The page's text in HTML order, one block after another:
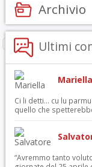
Archivio
Ultimi
Mariella
Ci li detti… cu lu
quello che
“Avremmo tanto